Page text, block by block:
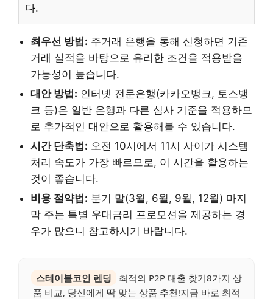
다.
최우선 방법: 주거래 은행을 통해 신청하면 기존
거래 실적을 바탕으로 유리한 조건을 적용받을
가능성이 높습니다.
대안 방법: 인터넷 전문은행(카카오뱅크, 토스뱅
크 등)은 일반 은행과 다른 심사 기준을 적용하므
로 추가적인 대안으로 활용해볼 수 있습니다.
시간 단축법: 오전 10시에서 11시 사이가 시스템
처리 속도가 가장 빠르므로, 이 시간을 활용하는
것이 좋습니다.
비용 절약법: 분기 말(3월, 6월, 9월, 12월) 마지
막 주는 특별 우대금리 프로모션을 제공하는 경
우가 많으니 참고하시기 바랍니다.
스테이블코인 렌딩
최적의 P2P 대출 찾기8가지 상
품 비교, 당신에게 딱 맞는 상품 추천!지금 바로 최적